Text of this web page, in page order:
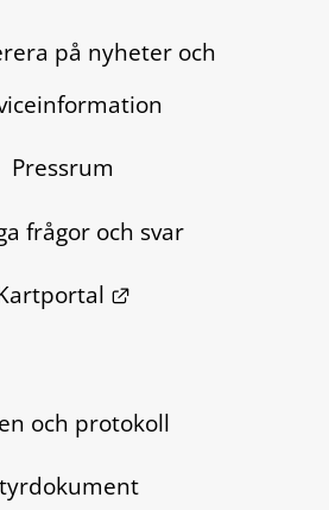
på nyheter och
Pressrum
frågor och svar
Länk till annan
och protokoll